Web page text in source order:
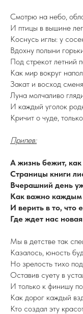
Смотрю на небо,
И птицы в вышине
Коснусь иглы: у
Вдохну полыни
Под стрекот летний
Как мир вокруг
Закат и восход
Луна молчаливо
И каждый уголок
Кричит о чуде,
Припев:
А жизнь бежит,
Страницы книги
Вчерашний день
Как важно
И верить в то, что
Где ждет нас
Мы в детстве так
Казалось, юность
Но зрелость тихо
Оставив суету в
И только к финишу
Как дорог каждый
Кто создал эту